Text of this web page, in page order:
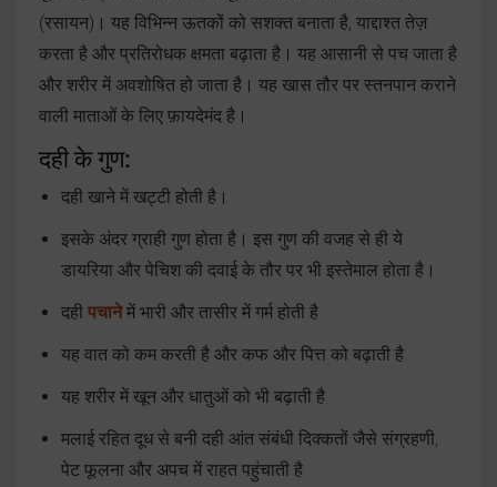
(रसायन)। यह विभिन्न ऊतकों को सशक्त बनाता है, याद्दाश्त तेज़
करता है और प्रतिरोधक क्षमता बढ़ाता है। यह आसानी से पच जाता है
और शरीर में अवशोषित हो जाता है। यह खास तौर पर स्तनपान कराने
वाली माताओं के लिए फ़ायदेमंद है।
दही के गुण:
दही खाने में खट्टी होती है।
इसके अंदर ग्राही गुण होता है। इस गुण की वजह से ही ये
डायरिया और पेचिश की दवाई के तौर पर भी इस्तेमाल होता है।
दही पचानेमें भारी और तासीर में गर्म होती है
यह वात को कम करती है और कफ और पित्त को बढ़ाती है
यह शरीर में खून और धातुओं को भी बढ़ाती है
मलाई रहित दूध से बनी दही आंत संबंधी दिक्कतों जैसे संग्रहणी,
पेट फूलना और अपच में राहत पहुंचाती है